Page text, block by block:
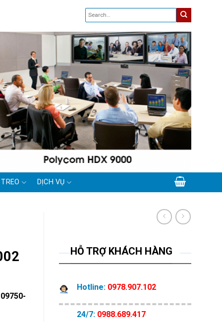
DỊCH VỤ
HỖ TRỢ KHÁCH HÀNG
Hotline: 0978.907.102
24/7: 0988.689.417